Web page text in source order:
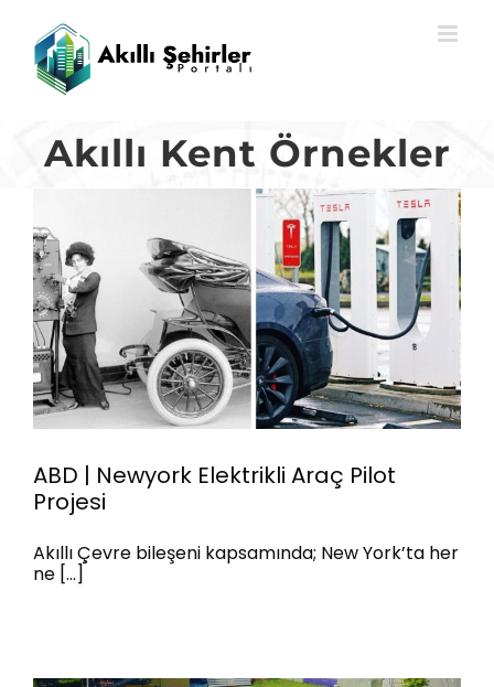
content
Akıllı Kent Örnekler
ABD | Newyork Elektrikli Araç
Pilot Projesi
ABD | Newyork Elektrikli Araç Pilot
Projesi
Akıllı Çevre bileşeni kapsamında; New York’ta her
ne [...]